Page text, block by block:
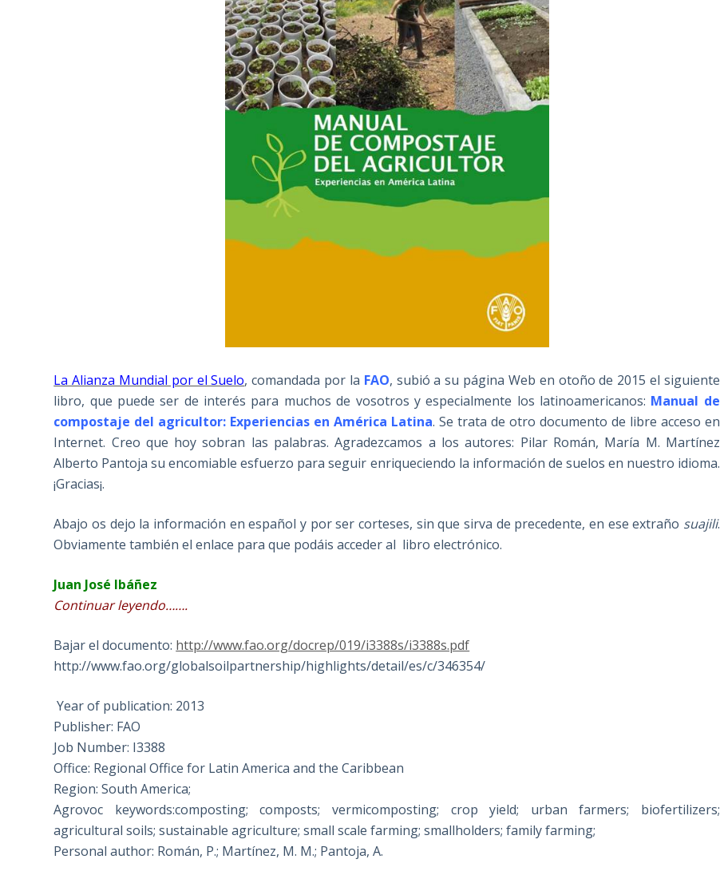
La Alianza Mundial por el Suelo, comandada por la FAO, subió a su página Web en otoño de 2015 el siguiente
libro, que puede ser de interés para muchos de vosotros y especialmente los latinoamericanos: Manual de
compostaje del agricultor: Experiencias en América Latina. Se trata de otro documento de libre acceso en
Internet. Creo que hoy sobran las palabras. Agradezcamos a los autores: Pilar Román, María M. Martínez
Alberto Pantoja su encomiable esfuerzo para seguir enriqueciendo la información de suelos en nuestro idioma.
¡Gracias¡.
Abajo os dejo la información en español y por ser corteses, sin que sirva de precedente, en ese extraño suajili.
Obviamente también el enlace para que podáis acceder al libro electrónico.
Juan José Ibáñez
Continuar leyendo…….
Bajar el documento: http://www.fao.org/docrep/019/i3388s/i3388s.pdf
http://www.fao.org/globalsoilpartnership/highlights/detail/es/c/346354/
Year of publication: 2013
Publisher: FAO
Job Number: I3388
Office: Regional Office for Latin America and the Caribbean
Region: South America;
Agrovoc keywords:composting; composts; vermicomposting; crop yield; urban farmers; biofertilizers;
agricultural soils; sustainable agriculture; small scale farming; smallholders; family farming;
Personal author: Román, P.; Martínez, M. M.; Pantoja, A.